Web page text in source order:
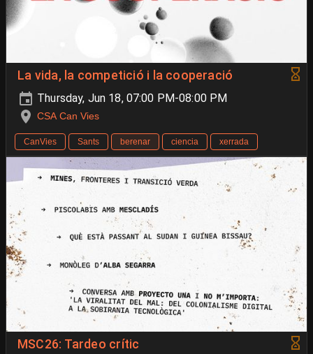
La vida, la competició i la cooperació
Thursday, Jun 18, 07:00 PM-08:00 PM
CSA Can Vies
CanVies Sants berenar ciencia xerrada
MSC26: Tardeo crític